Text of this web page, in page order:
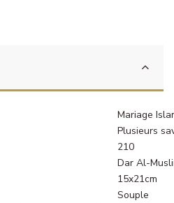
Mariage
Plusieurs
210
Dar Al-
15x21cm
Souple